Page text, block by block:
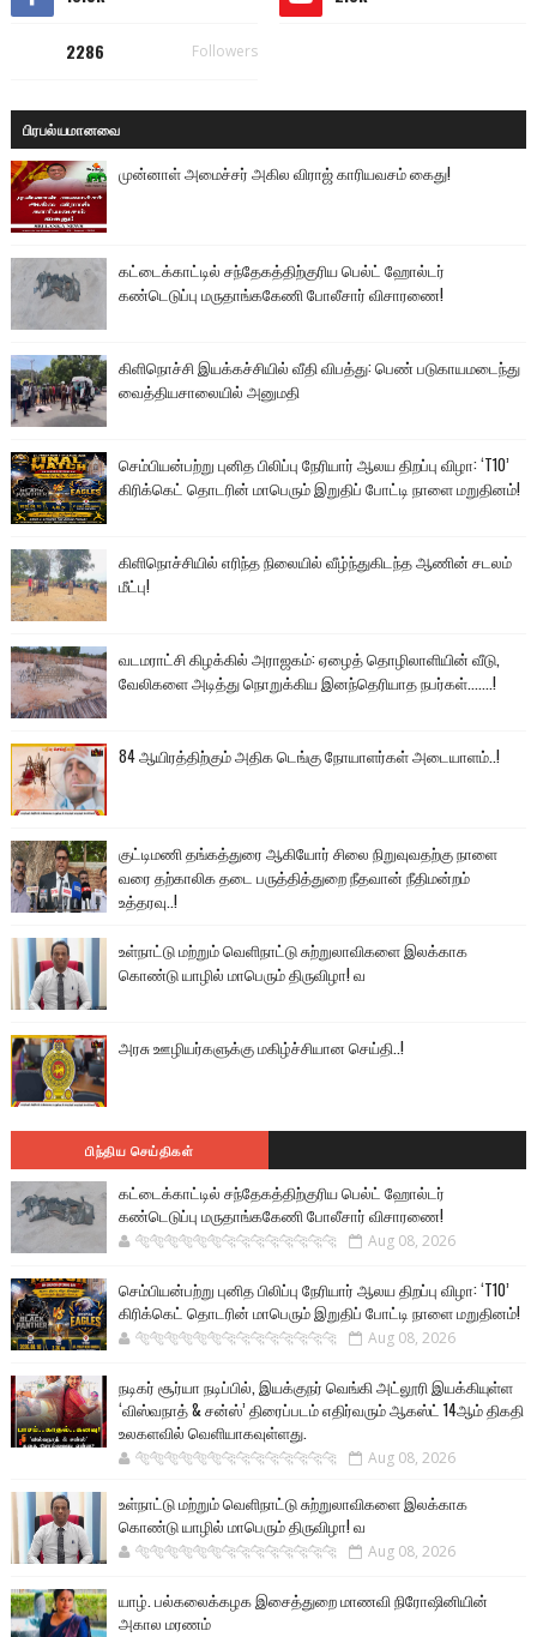
2286 Followers
பிரபல்யமானவை
முன்னாள் அமைச்சர் அகில விராஜ் காரியவசம் கைது!
கட்டைக்காட்டில் சந்தேகத்திற்குரிய பெல்ட் ஹோல்டர்
கண்டெடுப்பு மருதாங்ககேணி போலீசார் விசாரணை!
கிளிநொச்சி இயக்கச்சியில் வீதி விபத்து: பெண் படுகாயமடைந்து
வைத்தியசாலையில் அனுமதி
செம்பியன்பற்று புனித பிலிப்பு நேரியார் ஆலய திறப்பு விழா: ‘T10’
கிரிக்கெட் தொடரின் மாபெரும் இறுதிப் போட்டி நாளை மறுதினம்!
கிளிநொச்சியில் எரிந்த நிலையில் வீழ்ந்துகிடந்த ஆணின் சடலம்
மீட்பு!
வடமராட்சி கிழக்கில் அராஜகம்: ஏழைத் தொழிலாளியின் வீடு,
வேலிகளை அடித்து நொறுக்கிய இனந்தெரியாத நபர்கள்.......!
84 ஆயிரத்திற்கும் அதிக டெங்கு நோயாளர்கள் அடையாளம்..!
குட்டிமணி தங்கத்துரை ஆகியோர் சிலை நிறுவுவதற்கு நாளை
வரை தற்காலிக தடை பருத்தித்துறை நீதவான் நீதிமன்றம்
உத்தரவு..!
உள்நாட்டு மற்றும் வெளிநாட்டு சுற்றுலாவிகளை இலக்காக
கொண்டு யாழில் மாபெரும் திருவிழா! வ
அரசு ஊழியர்களுக்கு மகிழ்ச்சியான செய்தி..!
பிந்திய செய்திகள்
கட்டைக்காட்டில் சந்தேகத்திற்குரிய பெல்ட் ஹோல்டர்
கண்டெடுப்பு மருதாங்ககேணி போலீசார் விசாரணை!
🐅🐅🐅🐅🐅🐅🐆🐆🐆🐆🐆🐆🐆🐆 Aug 08, 2026
செம்பியன்பற்று புனித பிலிப்பு நேரியார் ஆலய திறப்பு விழா: ‘T10’
கிரிக்கெட் தொடரின் மாபெரும் இறுதிப் போட்டி நாளை மறுதினம்!
🐅🐅🐅🐅🐅🐅🐆🐆🐆🐆🐆🐆🐆🐆 Aug 08, 2026
நடிகர் சூர்யா நடிப்பில், இயக்குநர் வெங்கி அட்லூரி இயக்கியுள்ள
‘விஸ்வநாத் & சன்ஸ்’ திரைப்படம் எதிர்வரும் ஆகஸ்ட் 14ஆம் திகதி
உலகளவில் வெளியாகவுள்ளது.
🐅🐅🐅🐅🐅🐅🐆🐆🐆🐆🐆🐆🐆🐆 Aug 08, 2026
உள்நாட்டு மற்றும் வெளிநாட்டு சுற்றுலாவிகளை இலக்காக
கொண்டு யாழில் மாபெரும் திருவிழா! வ
🐅🐅🐅🐅🐅🐅🐆🐆🐆🐆🐆🐆🐆🐆 Aug 08, 2026
யாழ். பல்கலைக்கழக இசைத்துறை மாணவி நிரோஷினியின்
அகால மரணம்